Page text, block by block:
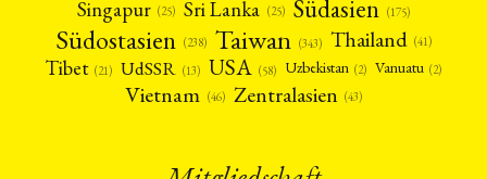
Singapur (25) Sri Lanka (25) Südasien (175)
Südostasien (238) Taiwan (343) Thailand (41)
Tibet (21) UdSSR (13) USA (58) Uzbekistan (2) Vanuatu (2)
Vietnam (46) Zentralasien (43)